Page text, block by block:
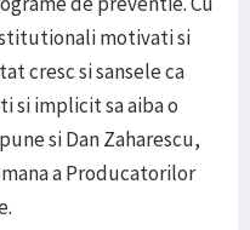
motivati si
cresc si sansele ca
si implicit sa aiba o
si Dan Zaharescu,
a Producatorilor